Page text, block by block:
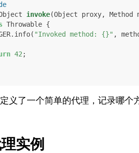
invoke(Object proxy, Method
Throwable {
LOGGER.info(
"Invoked method: {}" ,
42 ;
义了一个简单的代理，记录哪个
实例